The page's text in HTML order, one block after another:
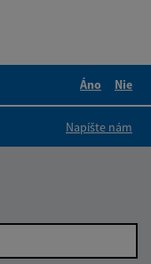
Áno
Nie
Napíšte nám